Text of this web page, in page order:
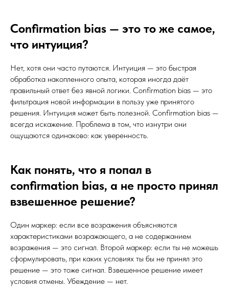
Confirmation bias — это то же самое,
что интуиция?
Нет, хотя они часто путаются. Интуиция — это быстрая
обработка накопленного опыта, которая иногда даёт
правильный ответ без явной логики. Confirmation bias — это
фильтрация новой информации в пользу уже принятого
решения. Интуиция может быть полезной. Confirmation bias —
всегда искажение. Проблема в том, что изнутри они
ощущаются одинаково: как уверенность.
Как понять, что я попал в
confirmation bias, а не просто принял
взвешенное решение?
Один маркер: если все возражения объясняются
характеристиками возражающего, а не содержанием
возражения — это сигнал. Второй маркер: если ты не можешь
сформулировать, при каких условиях ты бы не принял это
решение — это тоже сигнал. Взвешенное решение имеет
условия отмены. Убеждение — нет.